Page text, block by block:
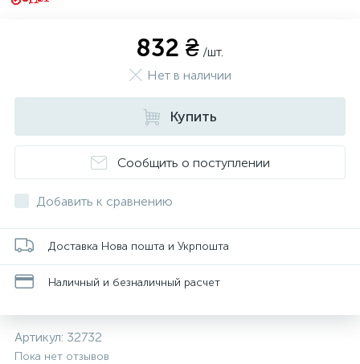
832 ₴ /шт.
Нет в наличии
Купить
Сообщить о поступлении
Добавить к сравнению
Доставка Нова пошта и Укрпошта
Наличный и безналичный расчет
Артикул: 32732
Пока нет отзывов